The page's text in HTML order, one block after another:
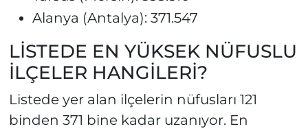
Alanya (Antalya): 371.547
LİSTEDE EN YÜKSEK NÜFUSLU
İLÇELER HANGİLERİ?
Listede yer alan ilçelerin nüfusları 121
binden 371 bine kadar uzanıyor. En